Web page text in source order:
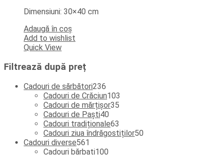
Dimensiuni: 30×40 cm
Adaugă în coș
Add to wishlist
Quick View
Filtrează după preț
Cadouri de sărbători236
de
produse
Cadouri de Crăciun103
Cadouri de mărțișor35
Cadouri de Paști40
de
produse
Cadouri tradiționale63
de
Cadouri ziua îndrăgostiților50
Cadouri diverse561
de
Cadouri bărbați100